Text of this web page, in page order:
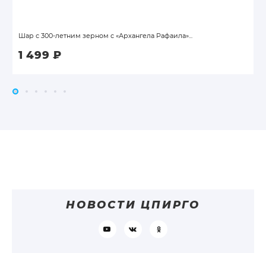
Шар с 300-летним зерном с «Архангела Рафаила»...
1 499₽
НОВОСТИ ЦПИРГО